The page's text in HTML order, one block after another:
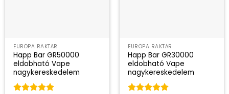
EURÓPA RAKTÁR
Happ Bar GR50000
eldobható Vape
nagykereskedelem
EURÓPA RAKTÁR
Happ Bar GR30000
eldobható Vape
nagykereskedelem